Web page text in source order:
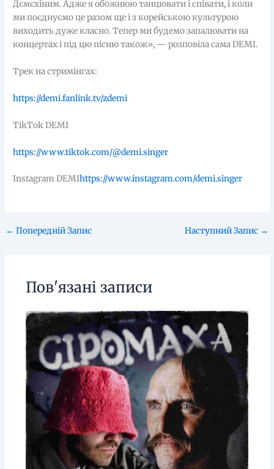
Дємєхіним. Адже я обожнюю танцювати і співати, і коли
ми поєднуємо це разом ще і з корейською культурою
виходить дуже класно. Тепер ми будемо запалювати на
концертах і під цю пісню також», — розповіла сама DEMI.
Трек на стримінгах:
https://demi.fanlink.tv/zdemi
TikTok DEMI
https://www.tiktok.com/@demi.singer
Instagram DEMIhttps://www.instagram.com/demi.singer
← Попередній Запис Наступний Запис →
Пов'язані записи